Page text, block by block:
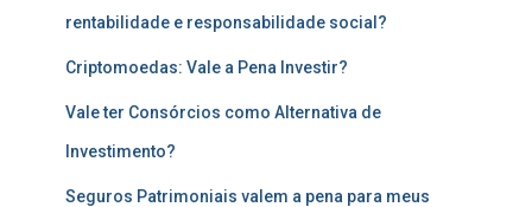
rentabilidade e responsabilidade social?
Criptomoedas: Vale a Pena Investir?
Vale ter Consórcios como Alternativa de
Investimento?
Seguros Patrimoniais valem a pena para meus